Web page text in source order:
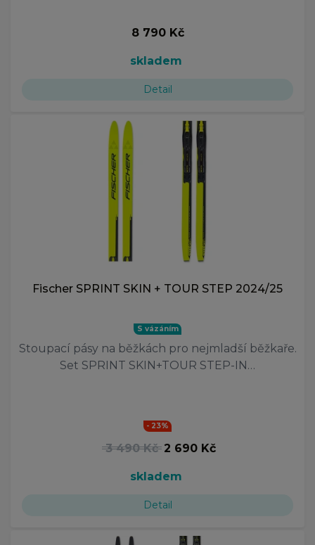
8 790 Kč
skladem
Detail
Fischer SPRINT SKIN + TOUR STEP 2024/25
S vázáním
Stoupací pásy na běžkách pro nejmladší běžkaře.
Set SPRINT SKIN+TOUR STEP-IN…
- 23%
3 490 Kč 2 690 Kč
skladem
Detail